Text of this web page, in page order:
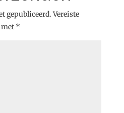
gepubliceerd. Vereiste
*